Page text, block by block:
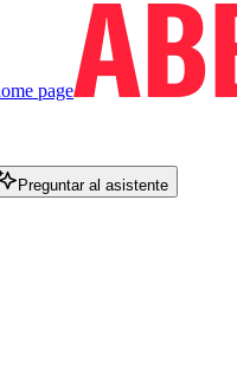
page
Preguntar al asistente